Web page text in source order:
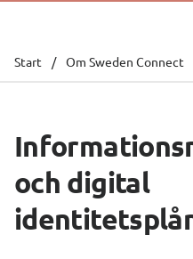
Start / Om Sweden Connect
och digital